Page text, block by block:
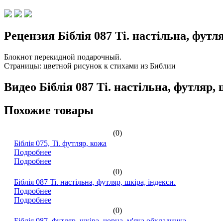
Рецензия Біблія 087 Ti. настільна,
Блокнот перекидной подарочный.
Страницы: цветной рисунок к стихами из Библии
Видео Біблія 087 Ti. настільна, футляр,
Похожие товары
(0)
Біблія 075, Ti. футляр, кожа
Подробнее
Подробнее
(0)
Біблія 087 Ti. настільна, футляр, шкіра, індекси.
Подробнее
Подробнее
(0)